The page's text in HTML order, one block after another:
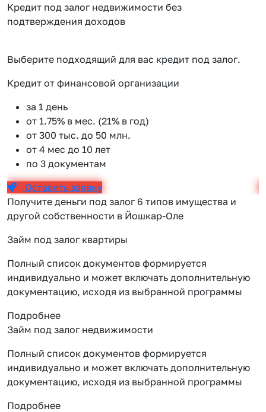
Кредит под залог недвижимости без
подтверждения доходов
Выберите подходящий для вас кредит под залог.
Кредит от финансовой организации
за 1 день
от 1.75% в мес. (21% в год)
от 300 тыс. до 50 млн.
от 4 мес до 10 лет
по 3 документам
Оставить заявку
Получите деньги под залог 6 типов имущества и
другой собственности в Йошкар-Оле
Займ под залог квартиры
Полный список документов формируется
индивидуально и может включать дополнительную
документацию, исходя из выбранной программы
Подробнее
Займ под залог недвижимости
Полный список документов формируется
индивидуально и может включать дополнительную
документацию, исходя из выбранной программы
Подробнее